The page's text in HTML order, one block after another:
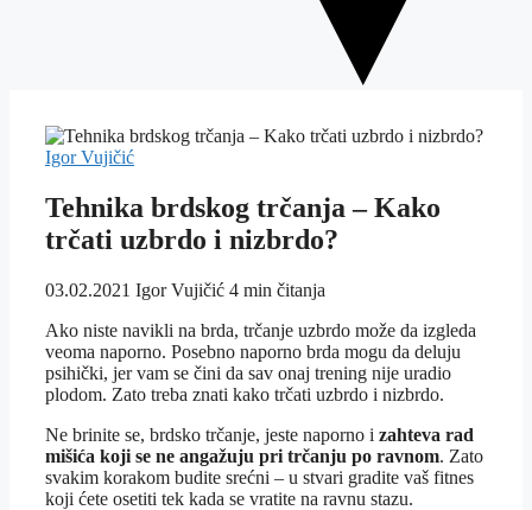
Igor Vujičić
Tehnika brdskog trčanja – Kako
trčati uzbrdo i nizbrdo?
03.02.2021 Igor Vujičić 4 min čitanja
Ako niste navikli na brda, trčanje uzbrdo može da izgleda
veoma naporno. Posebno naporno brda mogu da deluju
psihički, jer vam se čini da sav onaj trening nije uradio
plodom. Zato treba znati kako trčati uzbrdo i nizbrdo.
Ne brinite se, brdsko trčanje, jeste naporno i zahteva rad
mišića koji se ne angažuju pri trčanju po ravnom. Zato
svakim korakom budite srećni – u stvari gradite vaš fitnes
koji ćete osetiti tek kada se vratite na ravnu stazu.